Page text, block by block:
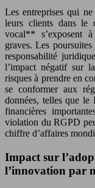
Les entreprises qui ne
leurs clients dans le
vocal** s’exposent à
graves. Les
responsabilité
l’impact négatif sur
risques à prendre en
se conformer aux
données, telles que
financières
violation du RGPD
chiffre d’affaires
Impact sur
l’innovation par